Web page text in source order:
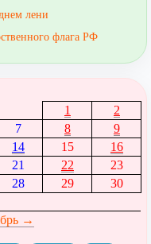
лени
флага РФ
1
2
7 8
9
14 15
16
21 22
23
28 29
30
→